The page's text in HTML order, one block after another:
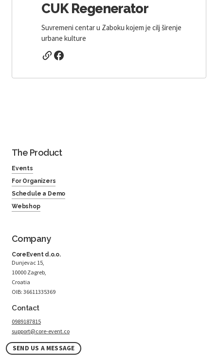
CUK Regenerator
Suvremeni centar u Zaboku kojem je cilj širenje
urbane kulture
The Product
Events
For Organizers
Schedule a Demo
Webshop
Company
CoreEvent d.o.o.
Dunjevac 15,
10000 Zagreb,
Croatia
OIB: 36611335369
Contact
0989187815
support@core-event.co
SEND US A MESSAGE